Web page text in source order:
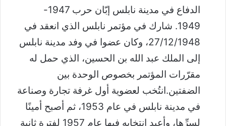
الدفاع في مدينة نابلس إبّان حرب 1947-
1949. شارك في مؤتمر نابلس الذي انعقد في
27/12/1948، وكان عضوا في وفد مدينة نابلس
إلى الملك عبد الله بن الحسين، الذي حمل له
مقرّرات المؤتمر بخصوص الوحدة بين
الضفتين.انتُخب لعضوية أول غرفة تجارة وصناعة
في مدينة نابلس في عام 1953، ثم أصبح أمينًا
لسرِّها، وأعيد انتخابه فيها عام 1957 لفترة ثانية